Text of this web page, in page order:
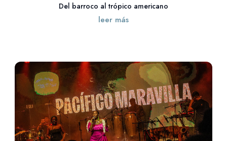
Del barroco al trópico americano
leer más